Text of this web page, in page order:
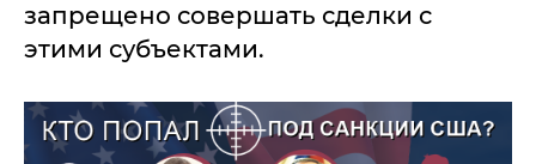
запрещено совершать сделки с
этими субъектами.